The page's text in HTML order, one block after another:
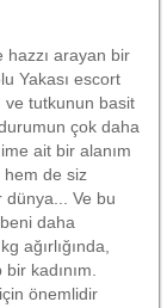
hazzı arayan bir
Yakası escort
ve tutkunun basit
çok daha
ait bir alanım
hem de siz
dünya... Ve bu
daha
ağırlığında,
kadınım.
önemlidir